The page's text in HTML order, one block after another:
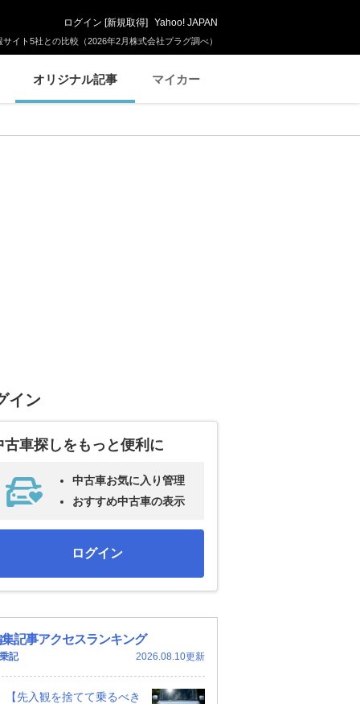
イト5社との比較（2026年2月株式会社プラグ調べ）
ログイン [新規取得] Yahoo! JAPAN
オリジナル記事 マイカー
イン
古車探しをもっと便利に
中古車お気に入り管理
おすすめ中古車の表示
ログイン
記事アクセスランキング
記 2026.08.10更新
【先入観を捨てて乗るべき